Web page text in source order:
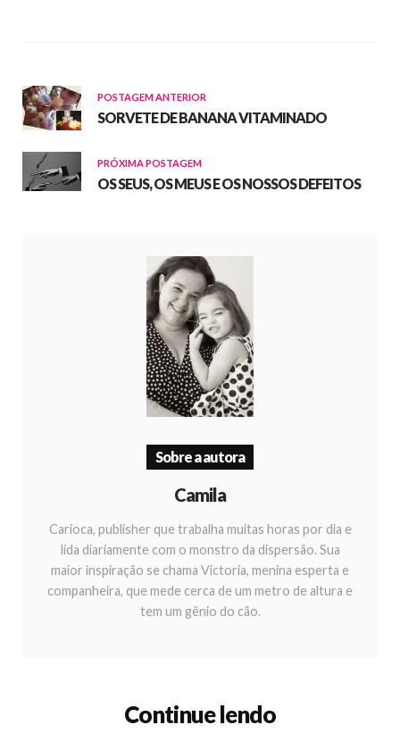
POSTAGEM ANTERIOR
SORVETE DE BANANA VITAMINADO
PRÓXIMA POSTAGEM
OS SEUS, OS MEUS E OS NOSSOS DEFEITOS
Sobre a autora
Camila
Carioca, publisher que trabalha muitas horas por dia e
lida diariamente com o monstro da dispersão. Sua
maior inspiração se chama Victoria, menina esperta e
companheira, que mede cerca de um metro de altura e
tem um gênio do cão.
Continue lendo